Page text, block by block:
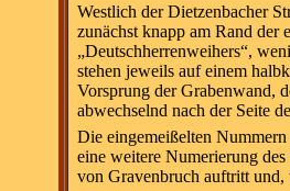
Westlich der Dietzenbacher
zunächst knapp am Rand der
„Deutschherrenweihers“,
stehen jeweils auf einem
Vorsprung der Grabenwand,
abwechselnd nach der Seite
Die eingemeißelten
eine weitere Numerierung
von Gravenbruch auftritt und,